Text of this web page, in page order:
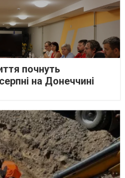
почнуть
на Донеччині